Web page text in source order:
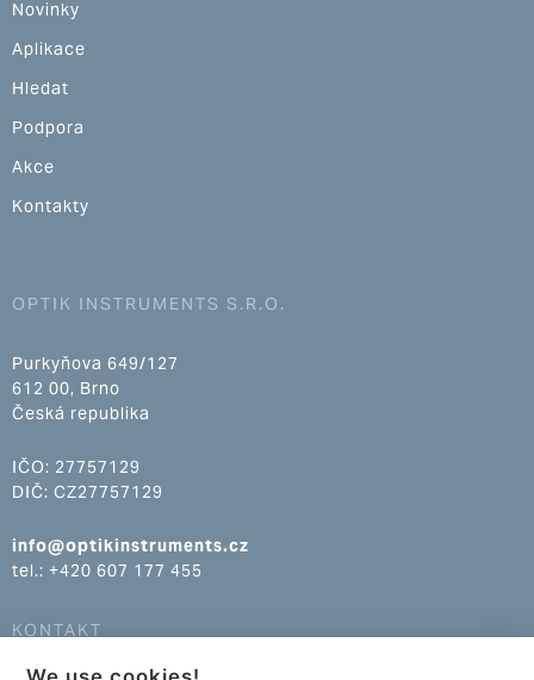
Novinky
Aplikace
Hledat
Podpora
Akce
Kontakty
OPTIK INSTRUMENTS S.R.O.
Purkyňova 649/127
612 00, Brno
Česká republika
IČO: 27757129
DIČ: CZ27757129
info@optikinstruments.cz
tel.: +420 607 177 455
KONTAKT